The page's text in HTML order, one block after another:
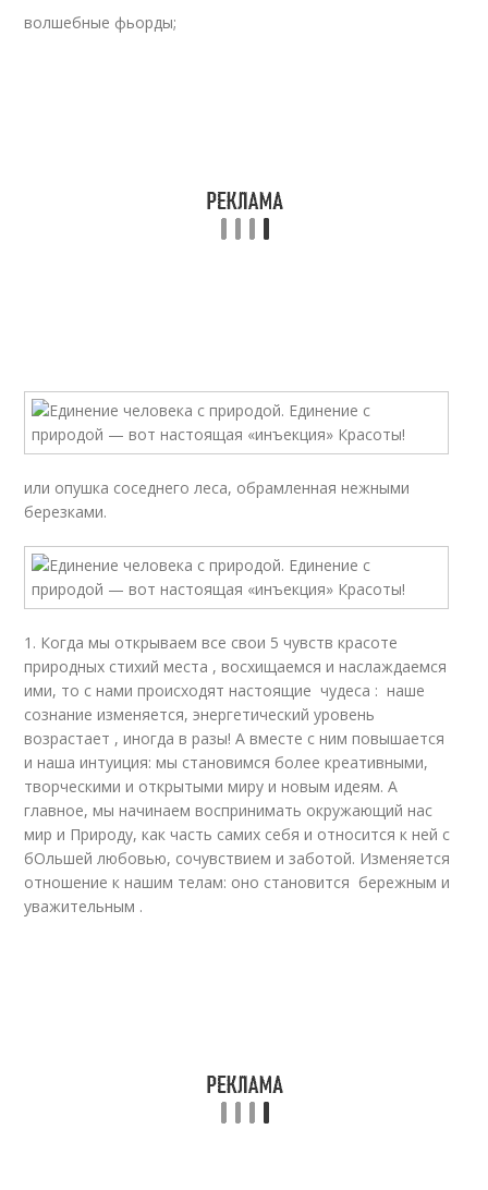
волшебные фьорды;
или опушка соседнего леса, обрамленная нежными
березками.
1. Когда мы открываем все свои 5 чувств красоте
природных стихий места , восхищаемся и наслаждаемся
ими, то с нами происходят настоящие чудеса : наше
сознание изменяется, энергетический уровень
возрастает , иногда в разы! А вместе с ним повышается
и наша интуиция: мы становимся более креативными,
творческими и открытыми миру и новым идеям. А
главное, мы начинаем воспринимать окружающий нас
мир и Природу, как часть самих себя и относится к ней с
бОльшей любовью, сочувствием и заботой. Изменяется
отношение к нашим телам: оно становится бережным и
уважительным .